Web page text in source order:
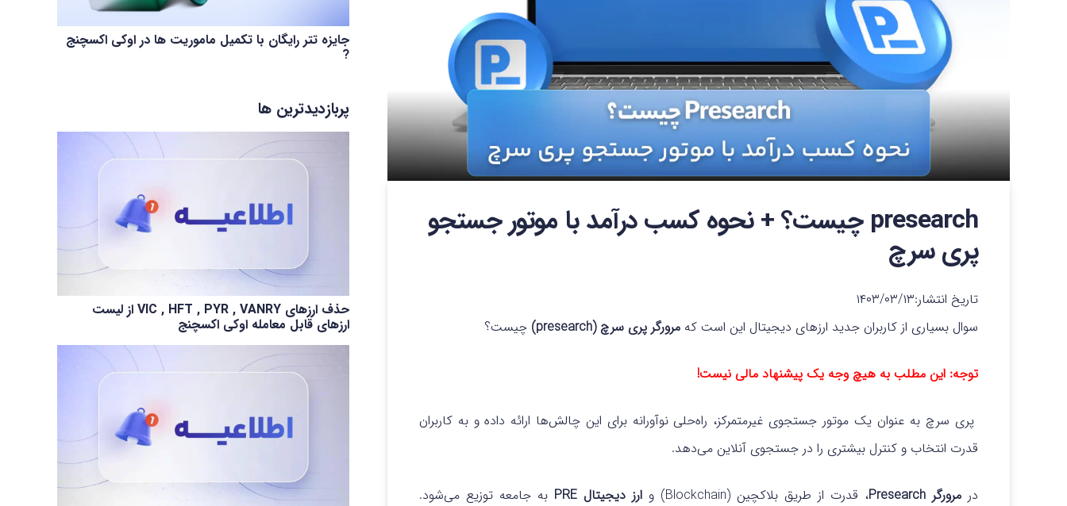
presearch چیست؟ + نحوه کسب درآمد با موتور جستجو
پری سرچ
تاریخ انتشار:۱۴۰۳/۰۳/۱۳
سوال بسیاری از کاربران جدید ارزهای دیجیتال این است که مرورگر پری سرچ (presearch) چیست؟
توجه: این مطلب به هیچ وجه یک پیشنهاد مالی نیست!
پری سرچ به عنوان یک موتور جستجوی غیرمتمرکز، راه‌حلی نوآورانه برای این چالش‌ها ارائه داده و به کاربران
قدرت انتخاب و کنترل بیشتری را در جستجوی آنلاین می‌دهد.
در مرورگر Presearch ، قدرت از طریق بلاکچین (Blockchain) و ارز دیجیتال PRE
به جامعه توزیع می‌شود.
جایزه تتر رایگان با تکمیل ماموریت ها در اوکی اکسچنج
?
پربازدیدترین ها
حذف ارزهای VIC , HFT , PYR , VANRY از لیست
ارزهای قابل معامله اوکی اکسچنج